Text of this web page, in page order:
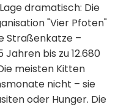
dramatisch: Die
"Vier Pfoten"
Straßenkatze –
bis zu 12.680
meisten Kitten
nicht – sie
oder Hunger. Die